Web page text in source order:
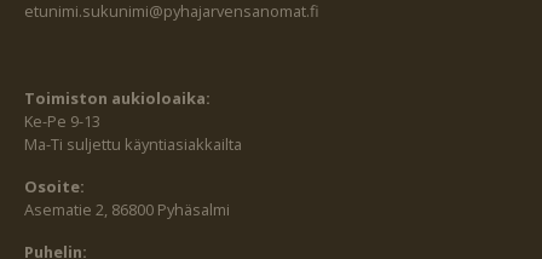
etunimi.sukunimi@pyhajarvensanomat.fi
Toimiston aukioloaika:
Ke-Pe 9-13
Ma-Ti suljettu käyntiasiakkailta
Osoite:
Asematie 2, 86800 Pyhäsalmi
Puhelin: